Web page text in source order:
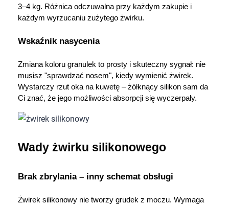
3–4 kg. Różnica odczuwalna przy każdym zakupie i
każdym wyrzucaniu zużytego żwirku.
Wskaźnik nasycenia
Zmiana koloru granulek to prosty i skuteczny sygnał: nie
musisz "sprawdzać nosem", kiedy wymienić żwirek.
Wystarczy rzut oka na kuwetę – żółknący silikon sam da
Ci znać, że jego możliwości absorpcji się wyczerpały.
Wady żwirku silikonowego
Brak zbrylania – inny schemat obsługi
Żwirek silikonowy nie tworzy grudek z moczu. Wymaga